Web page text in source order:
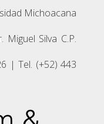
Michoacana
Miguel Silva C.P.
| Tel. (+52) 443